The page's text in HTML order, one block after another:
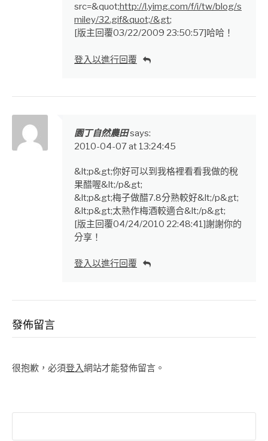
src=&quot;http://l.yimg.com/f/i/tw/blog/s
miley/32.gif&quot;/&gt;
[版主回覆03/22/2009 23:50:57]哈哈！
登入以進行回覆
園丁自然農田says:
2010-04-07 at 13:24:45
&lt;p&gt;你好可以到我格裡看看我做的稅
果醋喔&lt;/p&gt;
&lt;p&gt;梅子做醋7.8分熟較好&lt;/p&gt;
&lt;p&gt;太熟作梅酒較適合&lt;/p&gt;
[版主回覆04/24/2010 22:48:41]謝謝你的
分享！
登入以進行回覆
發佈留言
很抱歉，必須登入網站才能發佈留言。